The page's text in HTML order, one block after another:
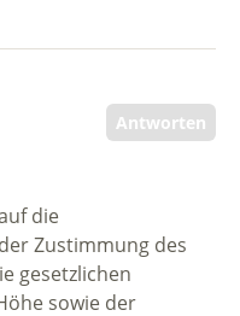
Antworten
die
Zustimmung des
gesetzlichen
sowie der